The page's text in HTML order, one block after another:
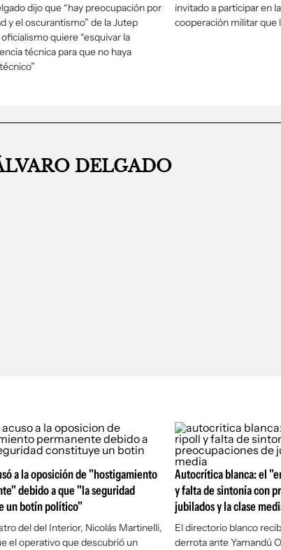
dijo que “hay preocupación por
y el oscurantismo” de la Jutep
quiere “esquivar la
técnica para que no haya
invitado a participar en
cooperación militar que
DELGADO
a la oposición de "hostigamiento
debido a que "la seguridad
un botín político"
del del Interior, Nicolás Martinelli,
el operativo que descubrió un
Autocrítica blanca: el
y falta de sintonía con
jubilados y la clase
El directorio blanco
derrota ante Yamandú